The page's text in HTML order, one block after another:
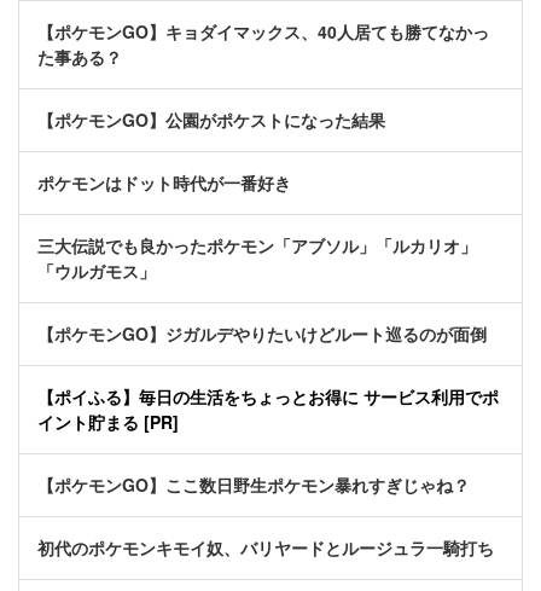
【ポケモンGO】キョダイマックス、40人居ても勝てなかっ
た事ある？
【ポケモンGO】公園がポケストになった結果
ポケモンはドット時代が一番好き
三大伝説でも良かったポケモン「アブソル」「ルカリオ」
「ウルガモス」
【ポケモンGO】ジガルデやりたいけどルート巡るのが面倒
【ポイふる】毎日の生活をちょっとお得に サービス利用でポ
イント貯まる [PR]
【ポケモンGO】ここ数日野生ポケモン暴れすぎじゃね？
初代のポケモンキモイ奴、バリヤードとルージュラ一騎打ち